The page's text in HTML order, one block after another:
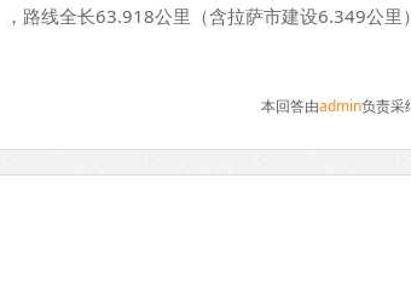
路线全长63.918公里（含拉萨市建设6.349公里
本回答由admin负责采